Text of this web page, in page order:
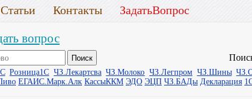
Статьи Контакты ЗадатьВопрос
вопрос
Розница1С ЧЗ.Лекартсва ЧЗ.Молоко ЧЗ.Легпром ЧЗ.Шины
ЕГАИС.Марк.Алк КассыККМ ЭДО ЭЦП ЧЗ.БАДы Декларация